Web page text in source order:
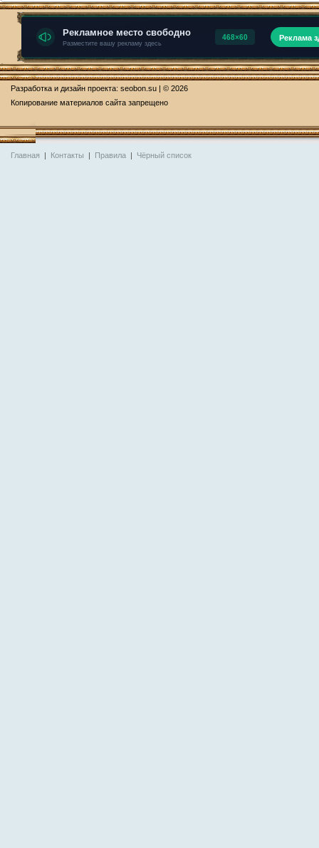
Разработка и дизайн проекта: seobon.su | © 2026
Копирование материалов сайта запрещено
Главная | Контакты | Правила | Чёрный список